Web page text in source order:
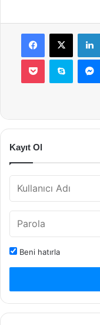
Facebook
X
Pocket Skype
Kayıt Ol
Beni hatırla